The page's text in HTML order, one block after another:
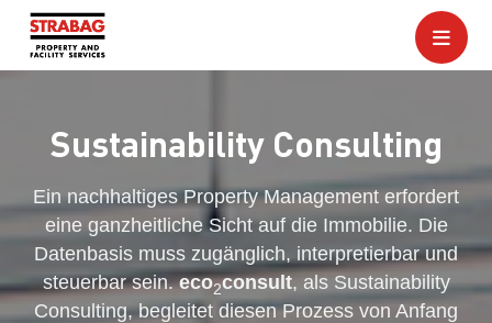
Sustainability Consulting
Ein nachhaltiges Property Management erfordert
eine ganzheitliche Sicht auf die Immobilie. Die
Datenbasis muss zugänglich, inter­pretierbar und
steuer­bar sein.eco2consult, als Sustainability
Consulting, begleitet diesen Prozess von Anfang